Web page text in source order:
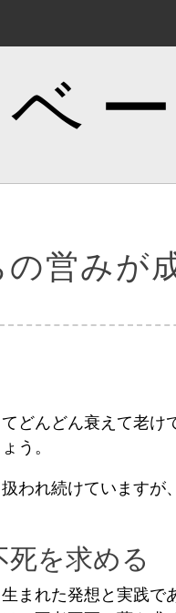
営みが
どんどん衰えて老
う。
われ続けています
を求める
れた発想と実践で